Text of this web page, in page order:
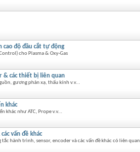
cao độ đầu cắt tự động
cho Plasma & Oxy-Gas
& các thiết bị liên quan
gương phản xạ, thấu kính v.v...
khác
khác như ATC, Prope v.v...
vấn đề khác
tắc hành trình, sensor, encoder và các vấn đề khác có liên